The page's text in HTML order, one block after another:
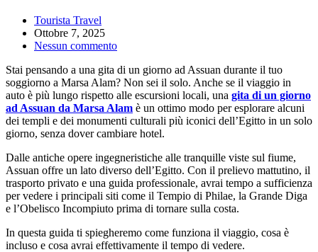
Tourista Travel
Ottobre 7, 2025
Nessun commento
Stai pensando a una gita di un giorno ad Assuan durante il tuo
soggiorno a Marsa Alam? Non sei il solo. Anche se il viaggio in
auto è più lungo rispetto alle escursioni locali, una gita di un giorno
ad Assuan da Marsa Alam è un ottimo modo per esplorare alcuni
dei templi e dei monumenti culturali più iconici dell’Egitto in un solo
giorno, senza dover cambiare hotel.
Dalle antiche opere ingegneristiche alle tranquille viste sul fiume,
Assuan offre un lato diverso dell’Egitto. Con il prelievo mattutino, il
trasporto privato e una guida professionale, avrai tempo a sufficienza
per vedere i principali siti come il Tempio di Philae, la Grande Diga
e l’Obelisco Incompiuto prima di tornare sulla costa.
In questa guida ti spiegheremo come funziona il viaggio, cosa è
incluso e cosa avrai effettivamente il tempo di vedere.